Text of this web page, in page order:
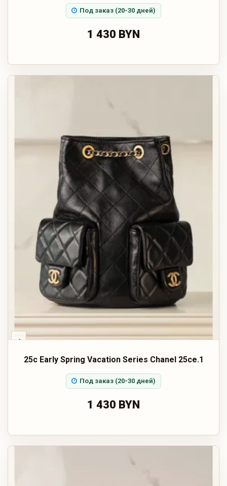
Под заказ (20-30 дней)
1 430 BYN
‹
25c Early Spring Vacation Series Chanel 25ce.1
Под заказ (20-30 дней)
1 430 BYN